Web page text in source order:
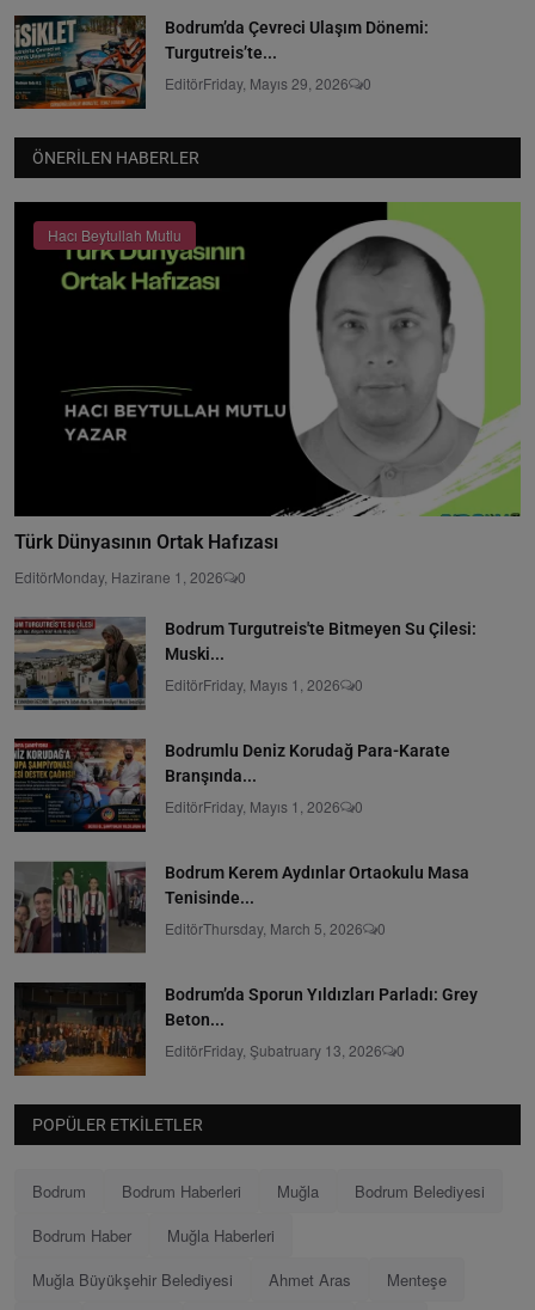
Bodrum’da Çevreci Ulaşım Dönemi:
Turgutreis’te...
EditörFriday, Mayıs 29, 2026 0
ÖNERILEN HABERLER
Hacı Beytullah Mutlu
Türk Dünyasının Ortak Hafızası
EditörMonday, Hazirane 1, 2026 0
Bodrum Turgutreis'te Bitmeyen Su Çilesi:
Muski...
EditörFriday, Mayıs 1, 2026 0
Bodrumlu Deniz Korudağ Para-Karate
Branşında...
EditörFriday, Mayıs 1, 2026 0
Bodrum Kerem Aydınlar Ortaokulu Masa
Tenisinde...
EditörThursday, March 5, 2026 0
Bodrum’da Sporun Yıldızları Parladı: Grey
Beton...
EditörFriday, Şubatruary 13, 2026 0
POPÜLER ETKILETLER
Bodrum Bodrum Haberleri Muğla
Bodrum Belediyesi
Bodrum Haber
Muğla Haberleri
Muğla Büyükşehir Belediyesi
Ahmet Aras
Menteşe